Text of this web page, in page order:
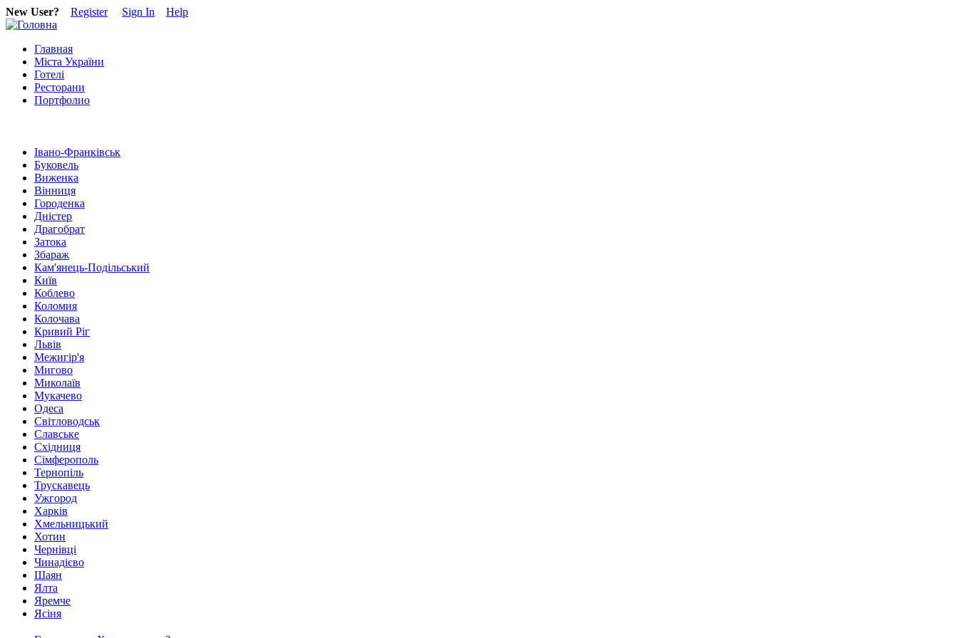
New User? Register Sign In Help
Главная
Міста України
Готелі
Ресторани
Портфолио
Івано-Франківськ
Буковель
Виженка
Вінниця
Городенка
Дністер
Драгобрат
Затока
Збараж
Кам'янець-Подільський
Київ
Коблево
Коломия
Колочава
Кривий Ріг
Львів
Межигір'я
Мигово
Миколаїв
Мукачево
Одеса
Світловодськ
Славське
Східниця
Сімферополь
Тернопіль
Трускавець
Ужгород
Харків
Хмельницький
Хотин
Чернівці
Чинадієво
Шаян
Ялта
Яремче
Ясіня